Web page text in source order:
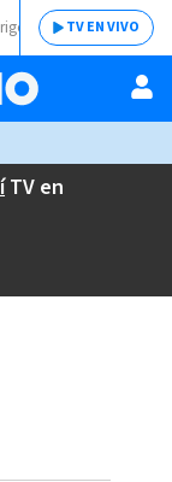
ChavesTV EN VIVO
TV en